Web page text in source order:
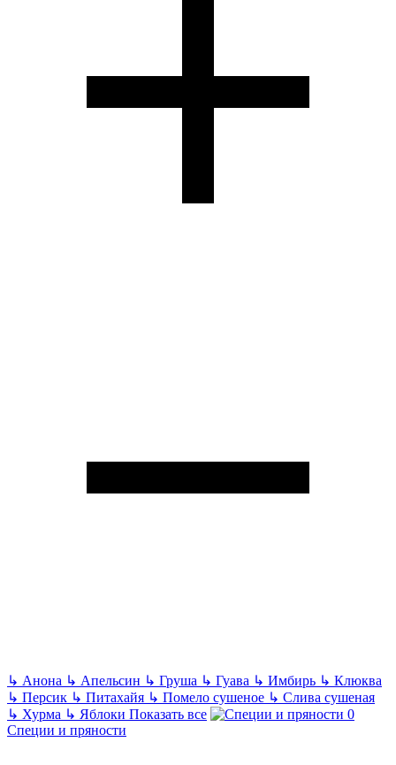
↳ Анона ↳ Апельсин ↳ Груша ↳ Гуава ↳ Имбирь ↳ Клюква
↳ Персик ↳ Питахайя ↳ Помело сушеное ↳ Слива сушеная
↳ Хурма ↳ Яблоки Показать все
Специи и пряности